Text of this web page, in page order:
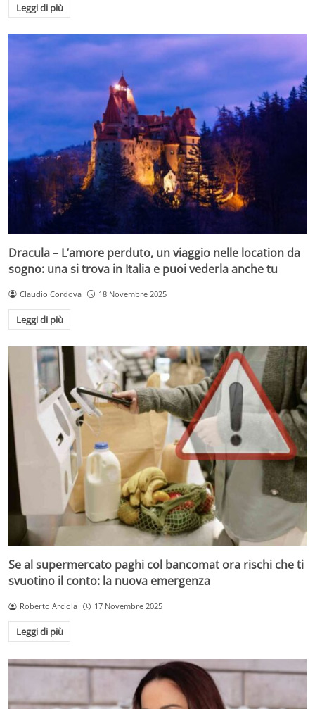
Leggi di più
Dracula – L’amore perduto, un viaggio nelle location da
sogno: una si trova in Italia e puoi vederla anche tu
Claudio Cordova 18 Novembre 2025
Leggi di più
Se al supermercato paghi col bancomat ora rischi che ti
svuotino il conto: la nuova emergenza
Roberto Arciola 17 Novembre 2025
Leggi di più